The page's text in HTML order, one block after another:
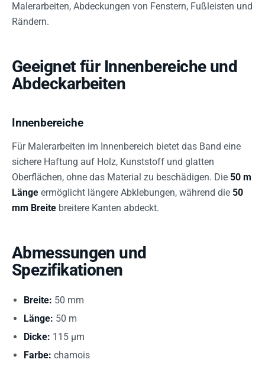
Malerarbeiten, Abdeckungen von Fenstern, Fußleisten und
Rändern.
Geeignet für Innenbereiche und
Abdeckarbeiten
Innenbereiche
Für Malerarbeiten im Innenbereich bietet das Band eine
sichere Haftung auf Holz, Kunststoff und glatten
Oberflächen, ohne das Material zu beschädigen. Die 50 m
Länge ermöglicht längere Abklebungen, während die 50
mm Breite breitere Kanten abdeckt.
Abmessungen und
Spezifikationen
Breite: 50 mm
Länge: 50 m
Dicke: 115 µm
Farbe: chamois